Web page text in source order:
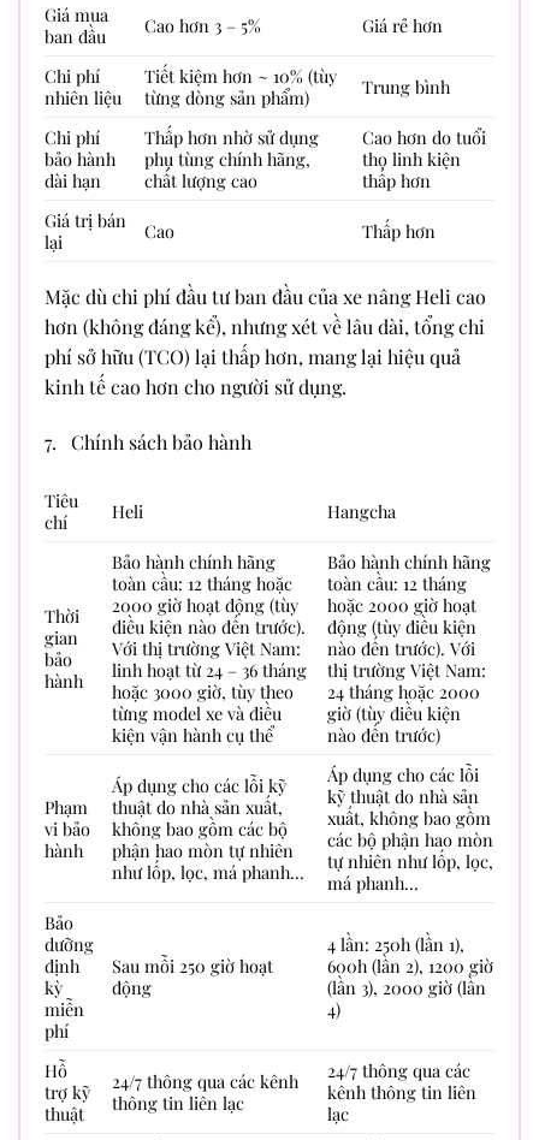
Giá mua
ban đầu
Cao hơn 3 – 5% Giá rẻ hơn
Chi phí
nhiên liệu
Tiết kiệm hơn ~ 10% (tùy
từng dòng sản phẩm)
Trung bình
Chi phí
bảo hành
dài hạn
Thấp hơn nhờ sử dụng
phụ tùng chính hãng,
chất lượng cao
Cao hơn do tuổi
thọ linh kiện
thấp hơn
Giá trị bán
lại
Cao Thấp hơn
Mặc dù chi phí đầu tư ban đầu của xe nâng Heli cao
hơn (không đáng kể), nhưng xét về lâu dài, tổng chi
phí sở hữu (TCO) lại thấp hơn, mang lại hiệu quả
kinh tế cao hơn cho người sử dụng.
7. Chính sách bảo hành
Tiêu
chí
Heli Hangcha
Thời
gian
bảo
hành
Bảo hành chính hãng
toàn cầu: 12 tháng hoặc
2000 giờ hoạt động (tùy
điều kiện nào đến trước).
Với thị trường Việt Nam:
linh hoạt từ 24 – 36 tháng
hoặc 3000 giờ, tùy theo
từng model xe và điều
kiện vận hành cụ thể
Bảo hành chính hãng
toàn cầu: 12 tháng
hoặc 2000 giờ hoạt
động (tùy điều kiện
nào đến trước). Với
thị trường Việt Nam:
24 tháng hoặc 2000
giờ (tùy điều kiện
nào đến trước)
Phạm
vi bảo
hành
Áp dụng cho các lỗi kỹ
thuật do nhà sản xuất,
không bao gồm các bộ
phận hao mòn tự nhiên
như lốp, lọc, má phanh…
Áp dụng cho các lỗi
kỹ thuật do nhà sản
xuất, không bao gồm
các bộ phận hao mòn
tự nhiên như lốp, lọc,
má phanh…
Bảo
dưỡng
định
kỳ
miễn
phí
Sau mỗi 250 giờ hoạt
động
4 lần: 250h (lần 1),
600h (lần 2), 1200 giờ
(lần 3), 2000 giờ (lần
4)
Hỗ
trợ kỹ
thuật
24/7 thông qua các kênh
thông tin liên lạc
24/7 thông qua các
kênh thông tin liên
lạc